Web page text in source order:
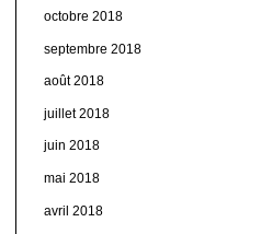
octobre 2018
septembre 2018
août 2018
juillet 2018
juin 2018
mai 2018
avril 2018